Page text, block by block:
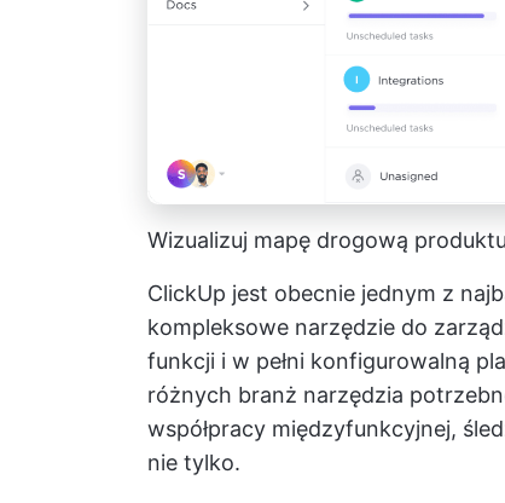
Wizualizuj mapę drogową
ClickUp jest obecnie jednym z
kompleksowe narzędzie do
funkcji i w pełni konfigurowalną
różnych branż narzędzia
współpracy międzyfunkcyjnej,
nie tylko.